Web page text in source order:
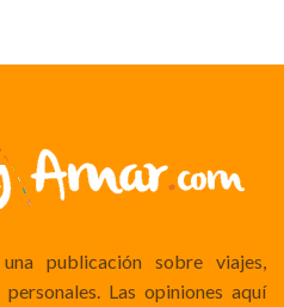
publicación sobre viajes,
Las opiniones aquí